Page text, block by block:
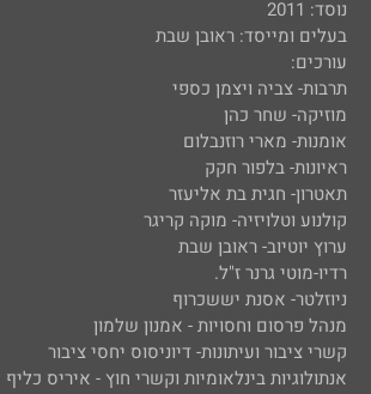
נוסד: 2011
בעלים ומייסד: ראובן שבת
עורכים:
תרבות- צביה ויצמן כספי
מוזיקה- שחר כהן
אומנות- מארי רוזנבלום
ראיונות- בלפור חקק
תאטרון- חגית בת אליעזר
קולנוע וטלויזיה- מוקה קריגר
ערוץ יוטיוב- ראובן שבת
רדיו-מוטי גרנר ז"ל.
ניוזלטר- אסנת יששכרוף
מנהל פרסום וחסויות - אמנון שלמון
קשרי ציבור ועיתונות- דיוניסוס יחסי ציבור
אנתולוגיות בינלאומיות וקשרי חוץ - איריס כליף